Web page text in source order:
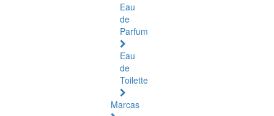
Eau
de
Parfum
Eau
de
Toilette
Marcas